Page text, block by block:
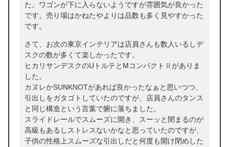
た。ワゴンが下に入らないようですが雰囲気が良かった
です。売り場はかねたやよりは品数も多く見やすかった
です。
さて、お次の東京インテリアは店員さんも数人いるしデ
スクの数が多くて楽しかったです。
ヒカリサンデスクのUトルテとMコンパクトⅡがありま
した。
カヌレかSUNKNOTがあれば良かったなぁと思いつつ、
引出しをガタゴトしていたのですが、店員さんのタンス
と同じ構造という言葉で腑に落ちました。
スライドレールでスムーズに開き、スーッと閉まるのが
高級もあるしストレスないかなと思っていたのですが、
子供の性格上スムーズな引出しだと何度も開け閉めした